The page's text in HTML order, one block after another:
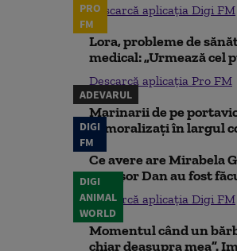
Descarcă aplicația Digi FM
PRO
FM
Lora, probleme de
medical: „Urmează cel
Descarcă aplicația Pro FM
ADEVARUL
Marinarii de pe
demoralizați în largul
DIGI
FM
Ce avere are Mirabela
Nicușor Dan au fost
Descarcă aplicația Digi FM
DIGI
ANIMAL
WORLD
Momentul când un
chiar deasupra mea”.